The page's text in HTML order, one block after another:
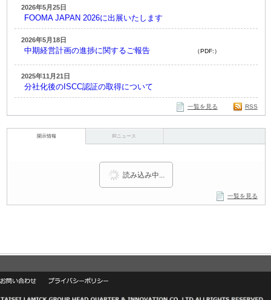
2026年5月25日
FOOMA JAPAN 2026に出展いたします
2026年5月18日
中期経営計画の進捗に関するご報告 （PDF:）
2025年11月21日
分社化後のISCC認証の取得について
一覧を見る RSS
開示情報
読み込み中...
一覧を見る
IRニュース